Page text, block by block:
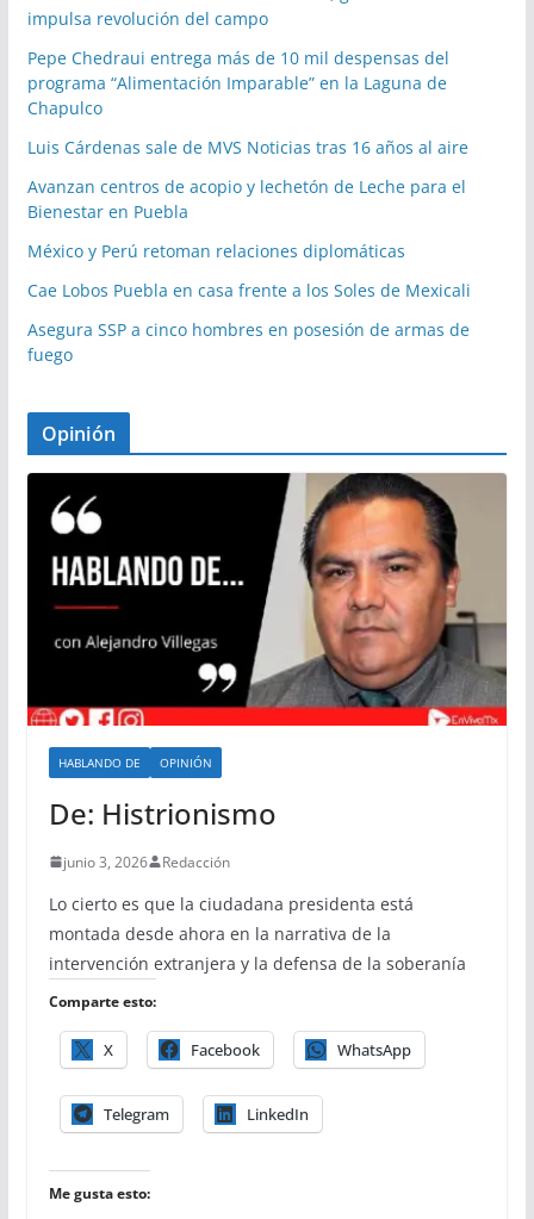
impulsa revolución del campo
Pepe Chedraui entrega más de 10 mil despensas del
programa “Alimentación Imparable” en la Laguna de
Chapulco
Luis Cárdenas sale de MVS Noticias tras 16 años al aire
Avanzan centros de acopio y lechetón de Leche para el
Bienestar en Puebla
México y Perú retoman relaciones diplomáticas
Cae Lobos Puebla en casa frente a los Soles de Mexicali
Asegura SSP a cinco hombres en posesión de armas de
fuego
Opinión
HABLANDO DE OPINIÓN
De: Histrionismo
junio 3, 2026 Redacción
Lo cierto es que la ciudadana presidenta está
montada desde ahora en la narrativa de la
intervención extranjera y la defensa de la soberanía
Comparte esto:
X Facebook WhatsApp
Telegram LinkedIn
Me gusta esto: